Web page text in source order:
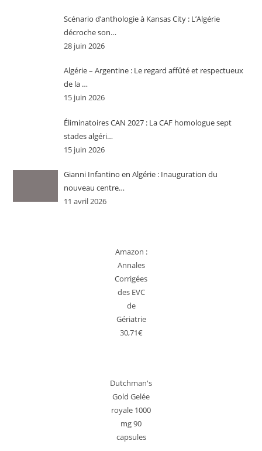
Scénario d’anthologie à Kansas City : L’Algérie
décroche son…
28 juin 2026
Algérie – Argentine : Le regard affûté et respectueux
de la …
15 juin 2026
Éliminatoires CAN 2027 : La CAF homologue sept
stades algéri…
15 juin 2026
Gianni Infantino en Algérie : Inauguration du
nouveau centre…
11 avril 2026
Amazon :
Annales
Corrigées
des EVC
de
Gériatrie
30,71€
Dutchman's
Gold Gelée
royale 1000
mg 90
capsules